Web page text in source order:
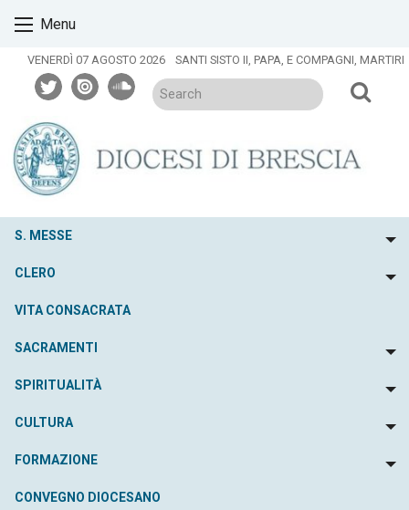
content
Menu
VENERDÌ 07 AGOSTO 2026 SANTI SISTO II, PAPA, E COMPAGNI, MARTIRI
twitterissuusoundcloud
S. MESSE
CLERO
VITA CONSACRATA
SACRAMENTI
SPIRITUALITÀ
CULTURA
FORMAZIONE
CONVEGNO DIOCESANO